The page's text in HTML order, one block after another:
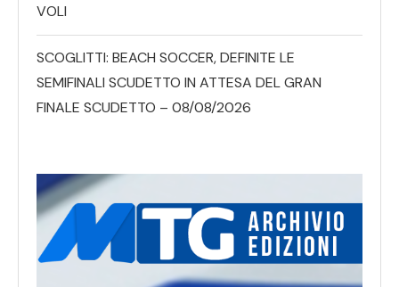
VOLI
SCOGLITTI: BEACH SOCCER, DEFINITE LE
SEMIFINALI SCUDETTO IN ATTESA DEL GRAN
FINALE SCUDETTO – 08/08/2026